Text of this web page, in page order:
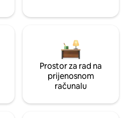
Prostor za rad na
prijenosnom
računalu